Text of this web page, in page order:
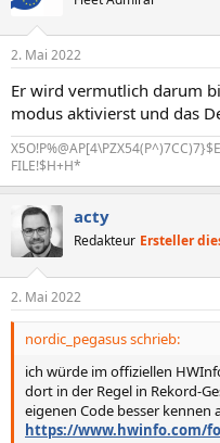
2. Mai 2022
Er wird vermutlich darum
modus aktivierst und das
FILE!$H+H*
acty
Redakteur Ersteller
2. Mai 2022
nordic_pegasus schrieb:
ich würde im offiziellen
dort in der Regel in Rekord-
eigenen Code besser kennen
https://www.hwinfo.com/